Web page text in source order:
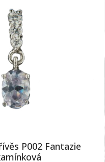
P002 Fantazie